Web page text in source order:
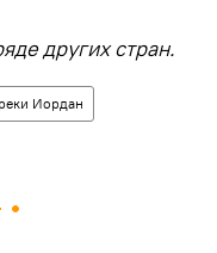
других стран.
Иордан